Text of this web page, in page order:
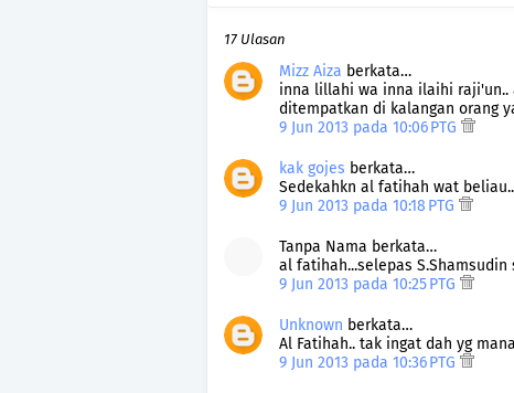
17 Ulasan
Mizz Aiza berkata…
inna lillahi wa inna ilaihi
ditempatkan di kalangan orang
9 Jun 2013 pada 10:06 PTG
kak gojes berkata…
Sedekahkn al fatihah wat
9 Jun 2013 pada 10:18 PTG
Tanpa Nama berkata…
al fatihah...selepas
9 Jun 2013 pada 10:25 PTG
Unknown berkata…
Al Fatihah.. tak ingat dah yg
9 Jun 2013 pada 10:36 PTG